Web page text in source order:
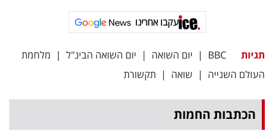
עקבו אחרינו
תגיות BBC
| יום השואה | יום השואה הבינ"ל | מלחמת
העולם השנייה | שואה | תקשורת
הכתבות החמות